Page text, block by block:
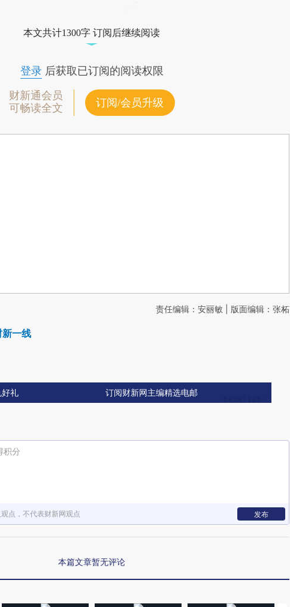
本文共计1300字 订阅后继续阅读
登录后获取已订阅的阅读权限
财新通会员
可畅读全文
订阅/会员升级
责任编辑：安丽敏 | 版面编辑：张柘
新一线
好礼 订阅财新网主编精选电邮
积分
点，不代表财新网观点 发布
本篇文章暂无评论